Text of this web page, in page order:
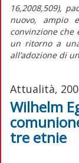
16,2008,509),
nuovo, ampio
convinzione che
un ritorno a
all’adozione di
Attualità,
Wilhelm
tre etnie